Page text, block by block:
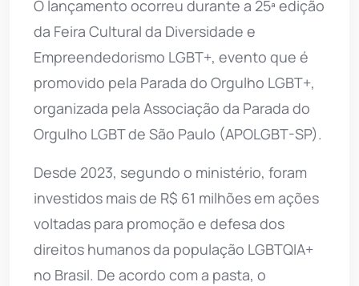
O lançamento ocorreu durante a 25ª edição
da Feira Cultural da Diversidade e
Empreendedorismo LGBT+, evento que é
promovido pela Parada do Orgulho LGBT+,
organizada pela Associação da Parada do
Orgulho LGBT de São Paulo (APOLGBT-SP).
Desde 2023, segundo o ministério, foram
investidos mais de R$ 61 milhões em ações
voltadas para promoção e defesa dos
direitos humanos da população LGBTQIA+
no Brasil. De acordo com a pasta, o